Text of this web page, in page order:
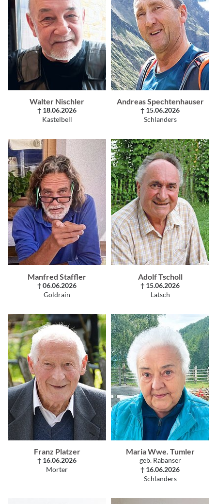
Walter Nischler
† 18.06.2026
Kastelbell
Andreas Spechtenhauser
† 15.06.2026
Schlanders
Manfred Staffler
† 06.06.2026
Goldrain
Adolf Tscholl
† 15.06.2026
Latsch
Franz Platzer
† 16.06.2026
Morter
Maria Wwe. Tumler
geb. Rabanser
† 16.06.2026
Schlanders